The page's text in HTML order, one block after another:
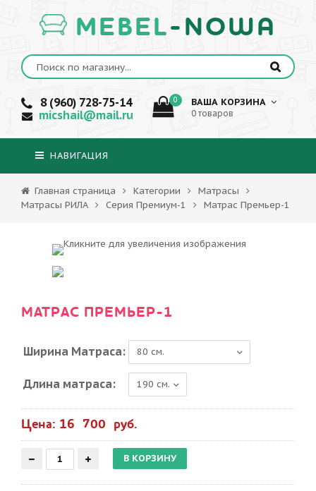
MEBEL-NOWA
8 (960) 728-75-14
micshail@mail.ru
0 ВАША КОРЗИНА
0 товаров
НАВИГАЦИЯ
Главная страница Категории
Матрасы
Матрасы РИЛА
Серия Премиум-1 Матрас Премьер-1
МАТРАС ПРЕМЬЕР-1
Ширина Матраса:
Длина матраса:
Цена: 16 700 руб.